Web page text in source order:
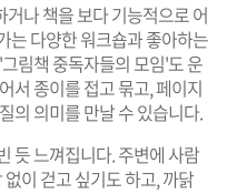
나 책을 보다 기능적으로 어
는 다양한 워크숍과 좋아하는
림책 중독자들의 모임'도 운
서 종이를 접고 묶고, 페이지
의 의미를 만날 수 있습니다.
듯 느껴집니다. 주변에 사람
이 걷고 싶기도 하고, 까닭